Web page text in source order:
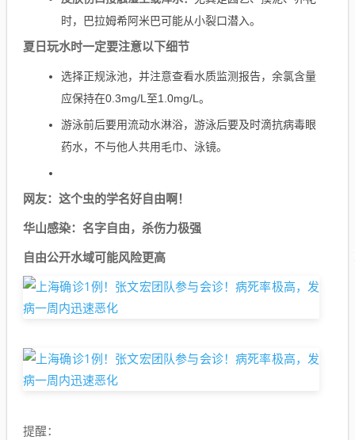
时，巴拉姆希阿米巴可能从小裂口潜入。
夏日玩水时一定要注意以下细节
选择正规泳池，并注意查看水质监测报告，余氯含量
应保持在0.3mg/L至1.0mg/L。
游泳前后要用流动水淋浴，游泳后要及时滴抗病毒眼
药水，不与他人共用毛巾、泳镜。
网友：这个虫的学名好自由啊！
华山感染：名字自由，杀伤力极强
自由公开水域可能风险更高
提醒：